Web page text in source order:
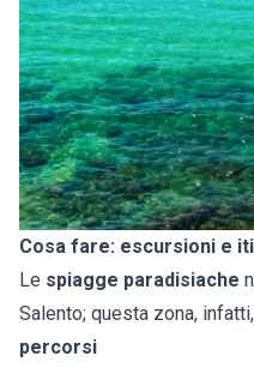
Cosa fare: escursioni e
Le spiagge paradisiache
Salento; questa zona,
percorsi